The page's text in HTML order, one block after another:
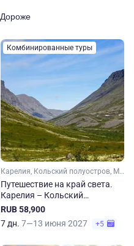
Дороже
Комбинированные туры
Карелия, Кольский полуостров, Мурманская область, Арктика
Путешествие на край света.
Карелия – Кольский
полуостров. Из Санкт-
RUB 58,900
7 дн. 7—13 июня 2027 +5